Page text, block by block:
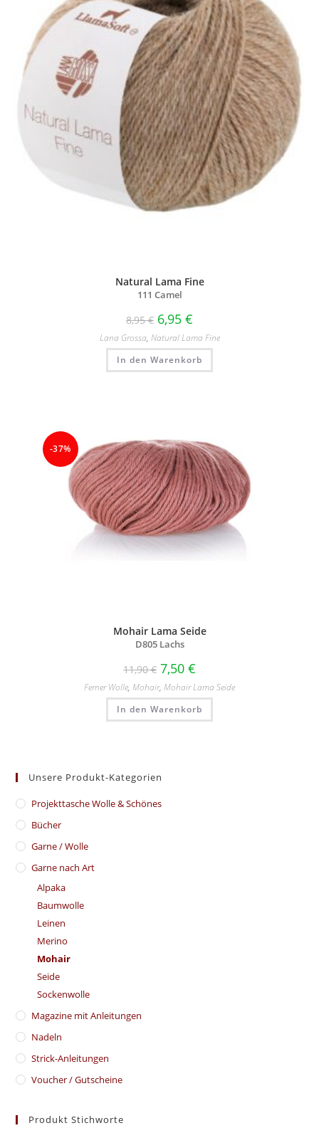
Natural Lama Fine
111 Camel
8,95€ 6,95 €
Lana Grossa, Natural Lama Fine
In den Warenkorb
-37%
Mohair Lama Seide
D805 Lachs
11,90€ 7,50 €
Ferner Wolle, Mohair, Mohair Lama Seide
In den Warenkorb
Unsere Produkt-Kategorien
​Projekttasche Wolle & Schönes
Bücher
Garne / Wolle
Garne nach Art
Alpaka
Baumwolle
Leinen
Merino
Mohair
Seide
Sockenwolle
Magazine mit Anleitungen
Nadeln
Strick-Anleitungen
Voucher / Gutscheine
Produkt Stichworte